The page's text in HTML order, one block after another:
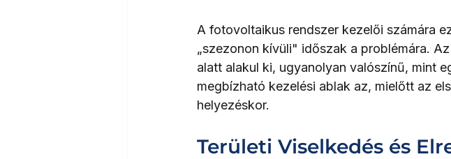
A fotovoltaikus rendszer kezelői számára
„szezonon kívüli" időszak a problémára.
alatt alakul ki, ugyanolyan valószínű, mint
megbízható kezelési ablak az, mielőtt az
helyezéskor.
Területi Viselkedés és